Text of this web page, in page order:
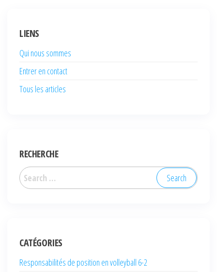
LIENS
Qui nous sommes
Entrer en contact
Tous les articles
RECHERCHE
Search
for:
CATÉGORIES
Responsabilités de position en volleyball 6-2